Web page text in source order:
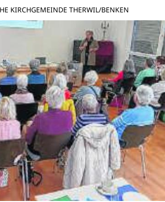
KIRCHGEMEINDE THERWIL/BENKEN